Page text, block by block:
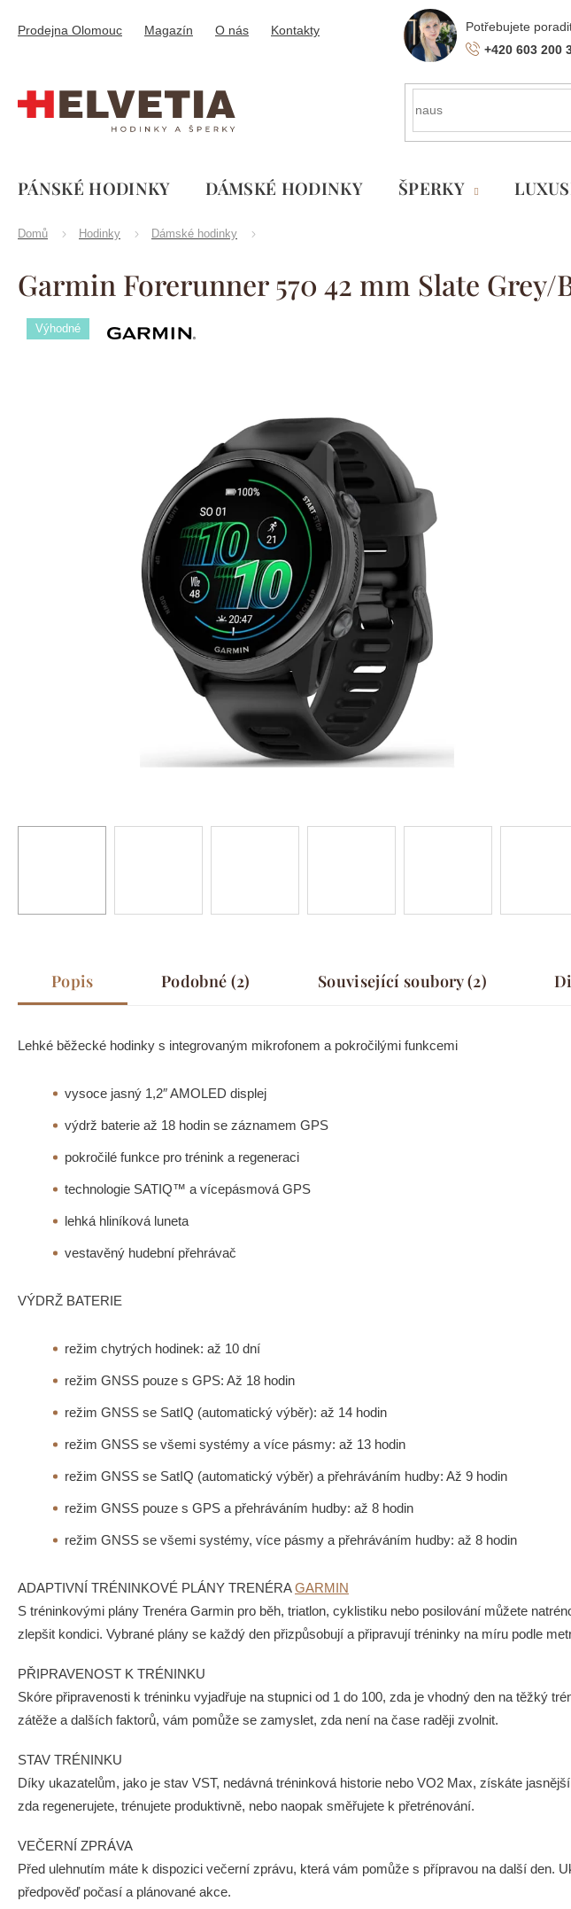
obsah
+420 603 200
Prodejna Olomouc Magazín O nás Kontakty
PÁNSKÉ HODINKY DÁMSKÉ HODINKY ŠPERKY
Domů Hodinky Dámské hodinky
Garmin Forerunner 570 42 mm Slate
Výhodné Značka: Garmin
Popis Podobné (2) Související soubory (2)
Lehké běžecké hodinky s integrovaným mikrofonem a pokročilými funkcemi
vysoce jasný 1,2″ AMOLED displej
výdrž baterie až 18 hodin se záznamem GPS
pokročilé funkce pro trénink a regeneraci
technologie SATIQ™ a vícepásmová GPS
lehká hliníková luneta
vestavěný hudební přehrávač
VÝDRŽ BATERIE
režim chytrých hodinek: až 10 dní
režim GNSS pouze s GPS: Až 18 hodin
režim GNSS se SatIQ (automatický výběr): až 14 hodin
režim GNSS se všemi systémy a více pásmy: až 13 hodin
režim GNSS se SatIQ (automatický výběr) a přehráváním hudby: Až 9 hodin
režim GNSS pouze s GPS a přehráváním hudby: až 8 hodin
režim GNSS se všemi systémy, více pásmy a přehráváním hudby: až 8 hodin
ADAPTIVNÍ TRÉNINKOVÉ PLÁNY TRENÉRAGARMIN
S tréninkovými plány Trenéra Garmin pro běh, triatlon, cyklistiku nebo posilování můžete
zlepšit kondici. Vybrané plány se každý den přizpůsobují a připravují tréninky na míru podle
PŘIPRAVENOST K TRÉNINKU
Skóre připravenosti k tréninku vyjadřuje na stupnici od 1 do 100, zda je vhodný den na těžký
zátěže a dalších faktorů, vám pomůže se zamyslet, zda není na čase raději zvolnit.
STAV TRÉNINKU
Díky ukazatelům, jako je stav VST, nedávná tréninková historie nebo VO2 Max, získáte
zda regenerujete, trénujete produktivně, nebo naopak směřujete k přetrénování.
VEČERNÍ ZPRÁVA
Před ulehnutím máte k dispozici večerní zprávu, která vám pomůže s přípravou na další den.
předpověď počasí a plánované akce.